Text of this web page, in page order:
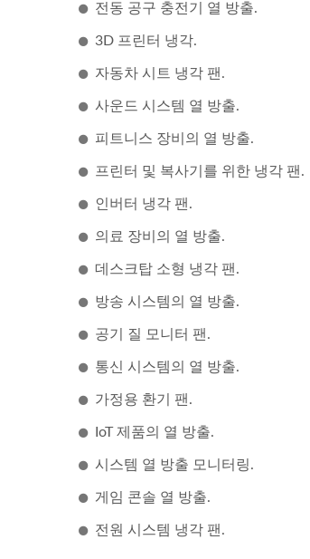
전동 공구 충전기 열 방출.
3D 프린터 냉각.
자동차 시트 냉각 팬.
사운드 시스템 열 방출.
피트니스 장비의 열 방출.
프린터 및 복사기를 위한 냉각 팬.
인버터 냉각 팬.
의료 장비의 열 방출.
데스크탑 소형 냉각 팬.
방송 시스템의 열 방출.
공기 질 모니터 팬.
통신 시스템의 열 방출.
가정용 환기 팬.
IoT 제품의 열 방출.
시스템 열 방출 모니터링.
게임 콘솔 열 방출.
전원 시스템 냉각 팬.